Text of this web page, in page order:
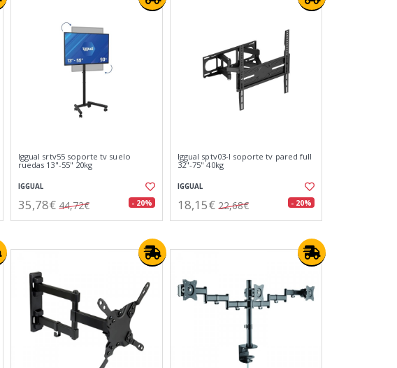
Iggual srtv55 soporte tv suelo
ruedas 13"-55" 20kg
IGGUAL
35,78€ 44,72€ - 20%
Iggual sptv03-l soporte tv pared full
32"-75" 40kg
IGGUAL
18,15€ 22,68€ - 20%